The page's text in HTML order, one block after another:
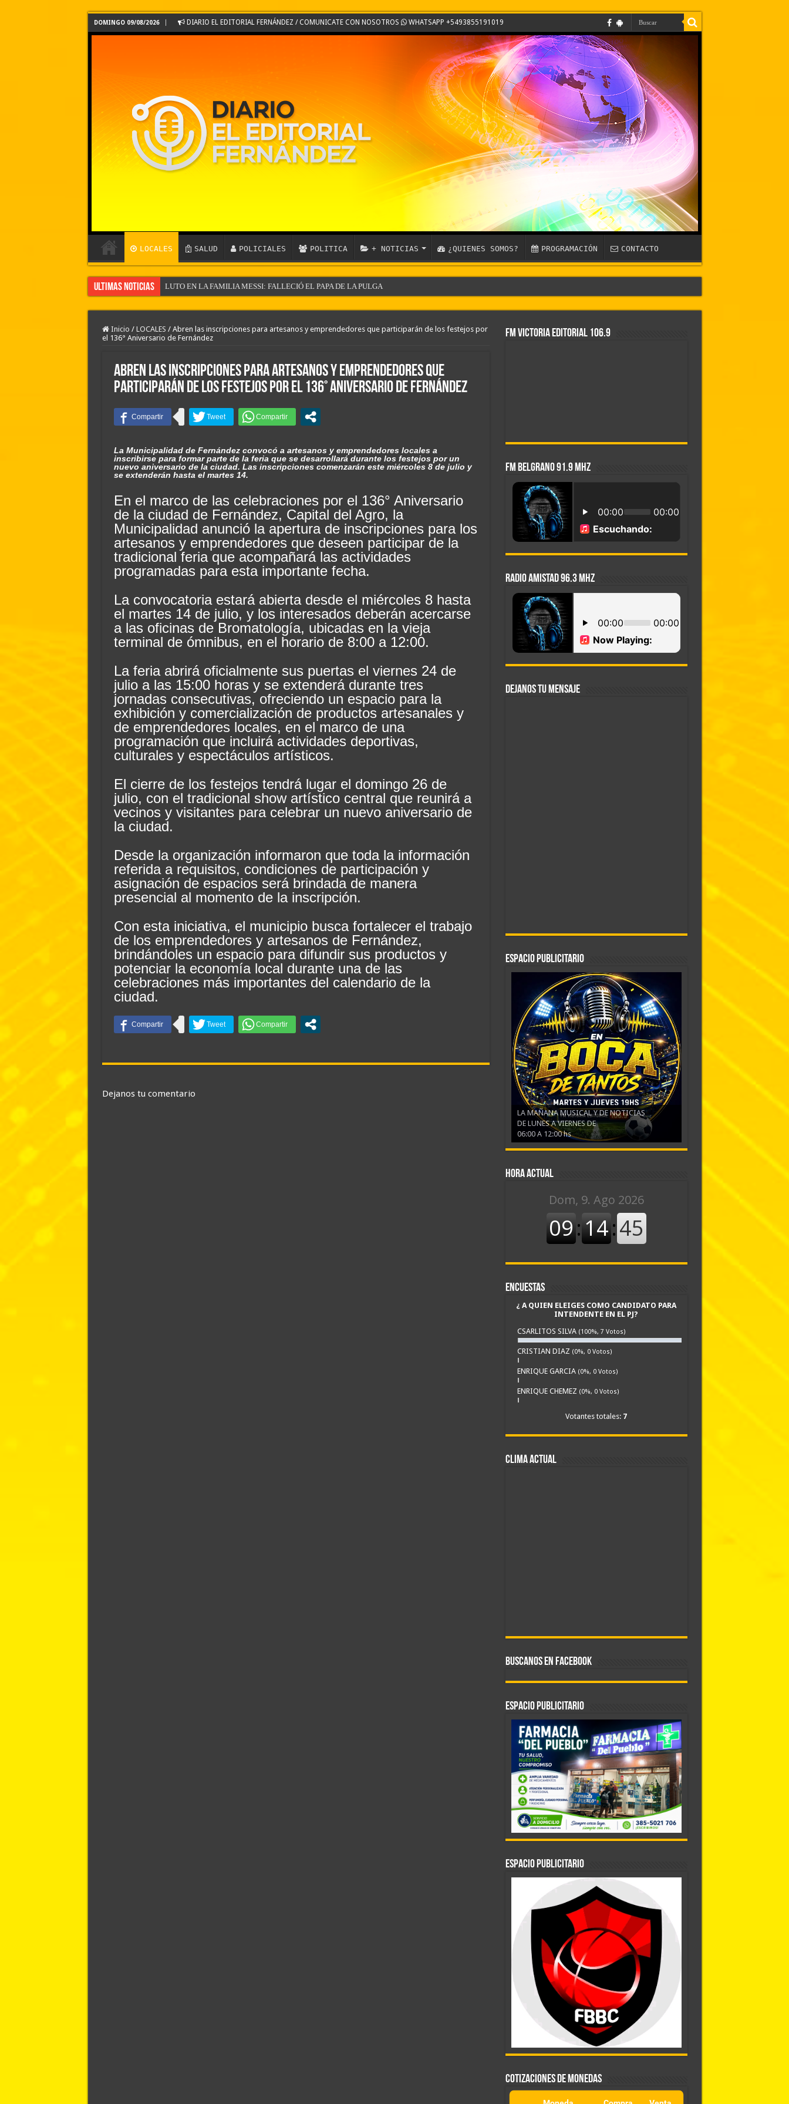
DOMINGO 09/08/2026 DIARIO EL EDITORIAL FERNÁNDEZ / COMUNICATE CON NOSOTROS WHATSAPP +5493855191019
LOCALES SALUD POLICIALES POLITICA + NOTICIAS ¿QUIENES SOMOS? PROGRAMACIÓN CONTACTO
Ultimas Noticias LUTO EN LA FAMILIA MESSI: FALLECIÓ EL PAPA DE LA PULGA
ASI TERMINO DE COTIZAR EL DOLAR EN ESTE DIA 7 DE AGOSTO
LA AGENDA DEPORTIVA DEL FIN DE SEMANA 8 y 9 DE AGOSTO
River lo descartó y el pibe Jaime brilla en Peñarol de Montevideo: «¿Nos dieron a Messi?»
LAS NOTICIAS POLICIALES DEL DIA DE HOY 7 DE AGOSTO
Divisiones Inferiores de la Liga Santiagueña: Cronograma de la segunda fecha
Inicio / LOCALES / Abren las inscripciones para artesanos y emprendedores que participarán de los festejos por
el 136° Aniversario de Fernández
Abren las inscripciones para artesanos y emprendedores que
participarán de los festejos por el 136° Aniversario de Fernández
La Municipalidad de Fernández convocó a artesanos y emprendedores locales a
inscribirse para formar parte de la feria que se desarrollará durante los festejos por un
nuevo aniversario de la ciudad. Las inscripciones comenzarán este miércoles 8 de julio y
se extenderán hasta el martes 14.
En el marco de las celebraciones por el 136° Aniversario
de la ciudad de Fernández, Capital del Agro, la
Municipalidad anunció la apertura de inscripciones para los
artesanos y emprendedores que deseen participar de la
tradicional feria que acompañará las actividades
programadas para esta importante fecha.
La convocatoria estará abierta desde el miércoles 8 hasta
el martes 14 de julio, y los interesados deberán acercarse
a las oficinas de Bromatología, ubicadas en la vieja
terminal de ómnibus, en el horario de 8:00 a 12:00.
La feria abrirá oficialmente sus puertas el viernes 24 de
julio a las 15:00 horas y se extenderá durante tres
jornadas consecutivas, ofreciendo un espacio para la
exhibición y comercialización de productos artesanales y
de emprendedores locales, en el marco de una
programación que incluirá actividades deportivas,
culturales y espectáculos artísticos.
El cierre de los festejos tendrá lugar el domingo 26 de
julio, con el tradicional show artístico central que reunirá a
vecinos y visitantes para celebrar un nuevo aniversario de
la ciudad.
Desde la organización informaron que toda la información
referida a requisitos, condiciones de participación y
asignación de espacios será brindada de manera
presencial al momento de la inscripción.
Con esta iniciativa, el municipio busca fortalecer el trabajo
de los emprendedores y artesanos de Fernández,
brindándoles un espacio para difundir sus productos y
potenciar la economía local durante una de las
celebraciones más importantes del calendario de la
ciudad.
Dejanos tu comentario
FM VICTORIA EDITORIAL 106.9
FM BELGRANO 91.9 MHZ
RADIO AMISTAD 96.3 MHZ
DEJANOS TU MENSAJE
ESPACIO PUBLICITARIO
LA MAÑANA MUSICAL Y DE NOTICIAS
DE LUNES A VIERNES DE
06:00 A 12:00 hs
Hora actual
Encuestas
¿ A QUIEN ELEIGES COMO CANDIDATO PARA
INTENDENTE EN EL PJ?
CSARLITOS SILVA (100%, 7 Votos)
CRISTIAN DIAZ (0%, 0 Votos)
ENRIQUE GARCIA (0%, 0 Votos)
ENRIQUE CHEMEZ (0%, 0 Votos)
Votantes totales: 7
CLIMA ACTUAL
BUSCANOS EN FACEBOOK
ESPACIO PUBLICITARIO
ESPACIO PUBLICITARIO
COTIZACIONES DE MONEDAS